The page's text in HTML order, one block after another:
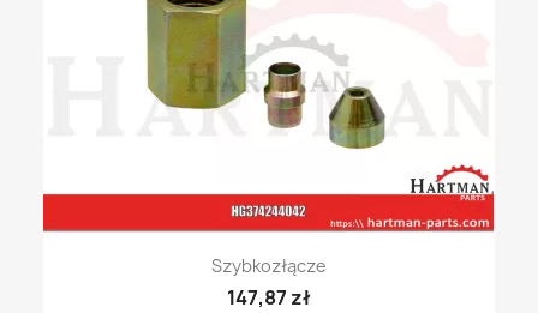
Szybkozłącze
147,87 zł